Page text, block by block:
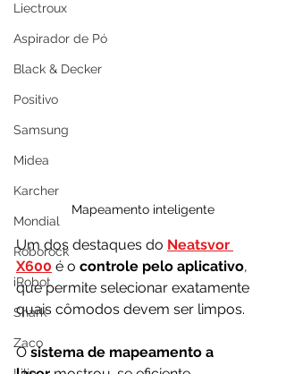
Liectroux
Aspirador de Pó
Black & Decker
Positivo
Samsung
Midea
Karcher
Mondial
Roborock
iRobot
Shark
Zaco
Mapeamento inteligente
Um dos destaques do Neatsvor
X600 é o controle pelo aplicativo,
que permite selecionar exatamente
quais cômodos devem ser limpos.
O sistema de mapeamento a